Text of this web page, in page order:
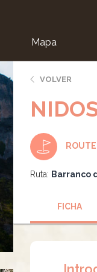
Mapa
VOLVER
ROUTE
Ruta: Barranco
FICHA